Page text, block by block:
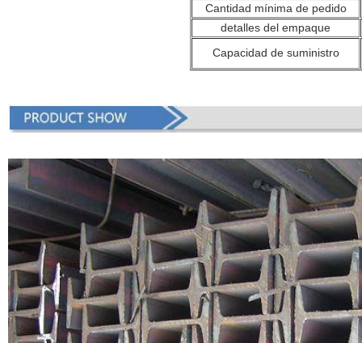
Cantidad mínima de pedido
detalles del empaque
Capacidad de suministro